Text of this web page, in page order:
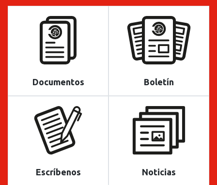
Documentos Boletín
Escríbenos Noticias